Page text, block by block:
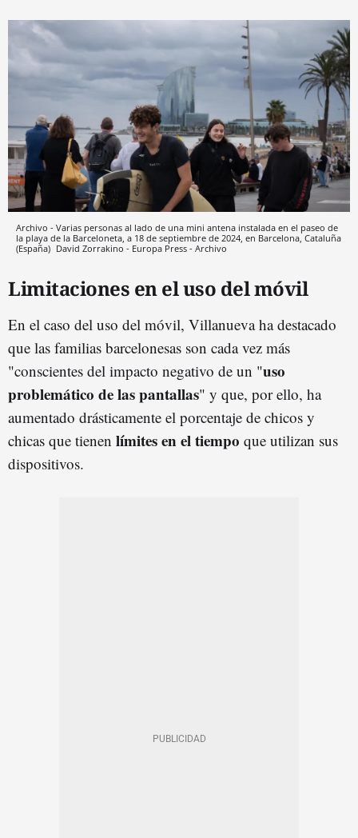
Archivo - Varias personas al lado de una mini antena instalada en el paseo de
la playa de la Barceloneta, a 18 de septiembre de 2024, en Barcelona, Cataluña
(España) David Zorrakino - Europa Press - Archivo
Limitaciones en el uso del móvil
En el caso del uso del móvil, Villanueva ha destacado
que las familias barcelonesas son cada vez más
"conscientes del impacto negativo de un "uso
problemático de las pantallas" y que, por ello, ha
aumentado drásticamente el porcentaje de chicos y
chicas que tienen límites en el tiempo que utilizan sus
dispositivos.